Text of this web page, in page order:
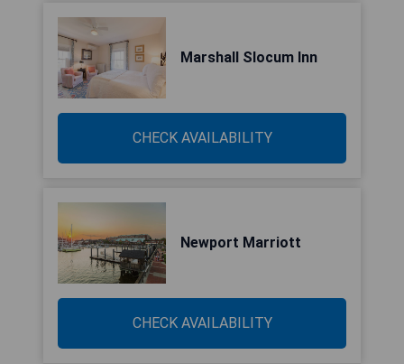
Marshall Slocum Inn
CHECK AVAILABILITY
Newport Marriott
CHECK AVAILABILITY